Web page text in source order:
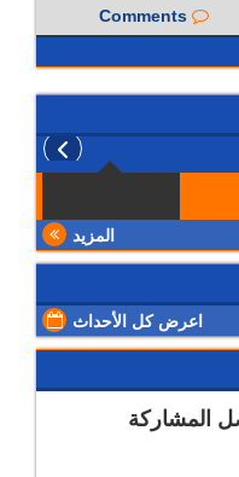
Comments
المزيد
اعرض كل الأحداث
المشاركة